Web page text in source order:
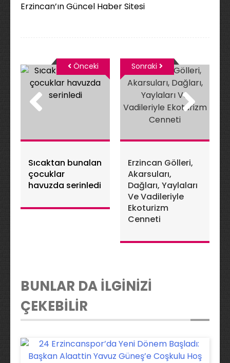
Erzincan’ın Güncel Haber Sitesi
Sıcaktan bunalan
çocuklar
havuzda serinledi
Önceki
Erzincan Gölleri,
Akarsuları,
Dağları, Yaylaları
Ve Vadileriyle
Ekoturizm
Cenneti
Sonraki
BUNLAR DA İLGİNİZİ
ÇEKEBİLİR